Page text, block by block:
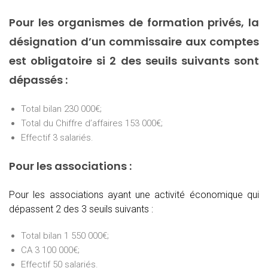
Pour les organismes de formation privés, la
désignation d’un commissaire aux comptes
est obligatoire si 2 des seuils suivants sont
dépassés :
Total bilan 230 000€;
Total du Chiffre d’affaires 153 000€;
Effectif 3 salariés.
Pour les associations :
Pour les associations ayant une activité économique qui
dépassent 2 des 3 seuils suivants :
Total bilan 1 550 000€;
CA 3 100 000€;
Effectif 50 salariés.